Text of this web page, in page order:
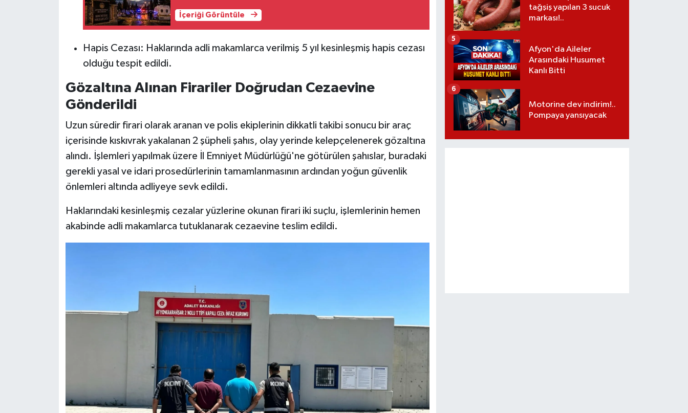
İçeriği Görüntüle
Hapis Cezası: Haklarında adli makamlarca verilmiş 5 yıl kesinleşmiş hapis cezası
olduğu tespit edildi.
Gözaltına Alınan Firariler Doğrudan Cezaevine
Gönderildi
Uzun süredir firari olarak aranan ve polis ekiplerinin dikkatli takibi sonucu bir araç
içerisinde kıskıvrak yakalanan 2 şüpheli şahıs, olay yerinde kelepçelenerek gözaltına
alındı. İşlemleri yapılmak üzere İl Emniyet Müdürlüğü'ne götürülen şahıslar, buradaki
gerekli yasal ve idari prosedürlerinin tamamlanmasının ardından yoğun güvenlik
önlemleri altında adliyeye sevk edildi.
Haklarındaki kesinleşmiş cezalar yüzlerine okunan firari iki suçlu, işlemlerinin hemen
akabinde adli makamlarca tutuklanarak cezaevine teslim edildi.
tağşiş yapılan 3 sucuk
markası!..
Afyon'da Aileler
Arasındaki Husumet
Kanlı Bitti
5
Motorine dev indirim!..
Pompaya yansıyacak
6